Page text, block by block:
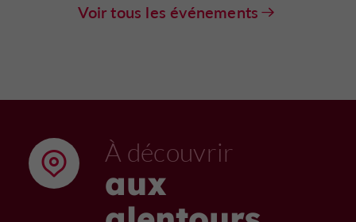
Voir tous les événements
À découvrir
aux